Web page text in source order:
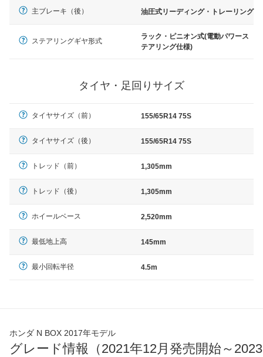
主ブレーキ（後） 油圧式リーディング・トレーリング
ステアリングギヤ形式
ラック・ピニオン式(電動パワース
テアリング仕様)
タイヤ・足回りサイズ
タイヤサイズ（前） 155/65R14 75S
タイヤサイズ（後） 155/65R14 75S
トレッド（前） 1,305mm
トレッド（後） 1,305mm
ホイールベース 2,520mm
最低地上高 145mm
最小回転半径 4.5m
ホンダ N BOX 2017年モデル
グレード情報（2021年12月発売開始～2023